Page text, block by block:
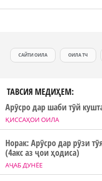
САЙТИ ОИЛА ОИЛА ТЧ
ТАВСИЯ МЕДИҲЕМ:
ҚИССАҲОИ ОИЛА
Арӯсро дар шаби тӯй
АҶАБ ДУНЁЕ
Норак: Арӯсро дар рӯзи
(4акс аз ҷои ҳодиса)